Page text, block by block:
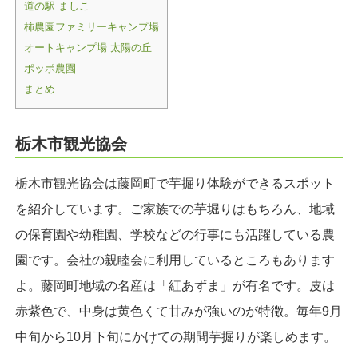
道の駅 ましこ
柿農園ファミリーキャンプ場
オートキャンプ場 太陽の丘
ポッポ農園
まとめ
栃木市観光協会
栃木市観光協会は藤岡町で芋掘り体験ができるスポット
を紹介しています。ご家族での芋堀りはもちろん、地域
の保育園や幼稚園、学校などの行事にも活躍している農
園です。会社の親睦会に利用しているところもあります
よ。藤岡町地域の名産は「紅あずま」が有名です。皮は
赤紫色で、中身は黄色くて甘みが強いのが特徴。毎年9月
中旬から10月下旬にかけての期間芋掘りが楽しめます。